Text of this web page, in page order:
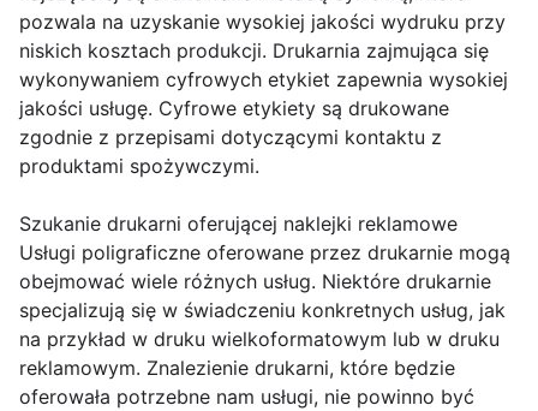
pozwala na uzyskanie wysokiej jakości wydruku przy
niskich kosztach produkcji. Drukarnia zajmująca się
wykonywaniem cyfrowych etykiet zapewnia wysokiej
jakości usługę. Cyfrowe etykiety są drukowane
zgodnie z przepisami dotyczącymi kontaktu z
produktami spożywczymi.
Szukanie drukarni oferującej naklejki reklamowe
Usługi poligraficzne oferowane przez drukarnie mogą
obejmować wiele różnych usług. Niektóre drukarnie
specjalizują się w świadczeniu konkretnych usług, jak
na przykład w druku wielkoformatowym lub w druku
reklamowym. Znalezienie drukarni, które będzie
oferowała potrzebne nam usługi, nie powinno być